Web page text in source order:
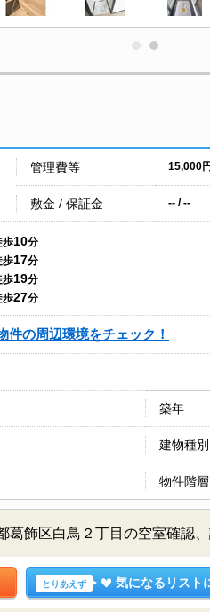
管理費等 15,000円
敷金 / 保証金 -- / --
歩10分
歩17分
歩19分
歩27分
件の周辺環境をチェック！
築年
建物種別
物件階層
飾区白鳥２丁目の空室確認
とりあえず 気になるリスト